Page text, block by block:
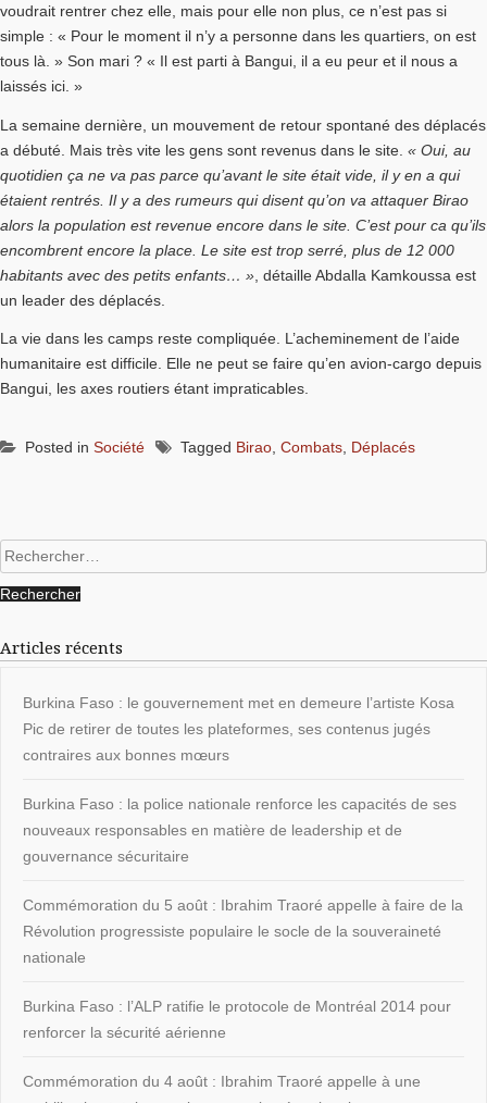
voudrait rentrer chez elle, mais pour elle non plus, ce n’est pas si
simple : « Pour le moment il n’y a personne dans les quartiers, on est
tous là. » Son mari ? « Il est parti à Bangui, il a eu peur et il nous a
laissés ici. »
La semaine dernière, un mouvement de retour spontané des déplacés
a débuté. Mais très vite les gens sont revenus dans le site. « Oui, au
quotidien ça ne va pas parce qu’avant le site était vide, il y en a qui
étaient rentrés. Il y a des rumeurs qui disent qu’on va attaquer Birao
alors la population est revenue encore dans le site. C’est pour ca qu’ils
encombrent encore la place. Le site est trop serré, plus de 12 000
habitants avec des petits enfants… » , détaille Abdalla Kamkoussa est
un leader des déplacés.
La vie dans les camps reste compliquée. L’acheminement de l’aide
humanitaire est difficile. Elle ne peut se faire qu’en avion-cargo depuis
Bangui, les axes routiers étant impraticables.
Posted in Société Tagged Birao Combats Déplacés
Rechercher :
Articles récents
Burkina Faso : le gouvernement met en demeure l’artiste Kosa
Pic de retirer de toutes les plateformes, ses contenus jugés
contraires aux bonnes mœurs
Burkina Faso : la police nationale renforce les capacités de ses
nouveaux responsables en matière de leadership et de
gouvernance sécuritaire
Commémoration du 5 août : Ibrahim Traoré appelle à faire de la
Révolution progressiste populaire le socle de la souveraineté
nationale
Burkina Faso : l’ALP ratifie le protocole de Montréal 2014 pour
renforcer la sécurité aérienne
Commémoration du 4 août : Ibrahim Traoré appelle à une